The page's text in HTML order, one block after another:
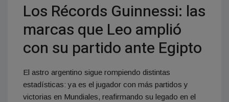
Los Récords Guinnessi: las
marcas que Leo amplió
con su partido ante Egipto
El astro argentino sigue rompiendo distintas
estadísticas: ya es el jugador con más partidos y
victorias en Mundiales, reafirmando su legado en el